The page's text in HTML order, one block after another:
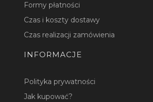
Formy płatności
Czas i koszty dostawy
Czas realizacji zamówienia
INFORMACJE
Polityka prywatności
Jak kupować?